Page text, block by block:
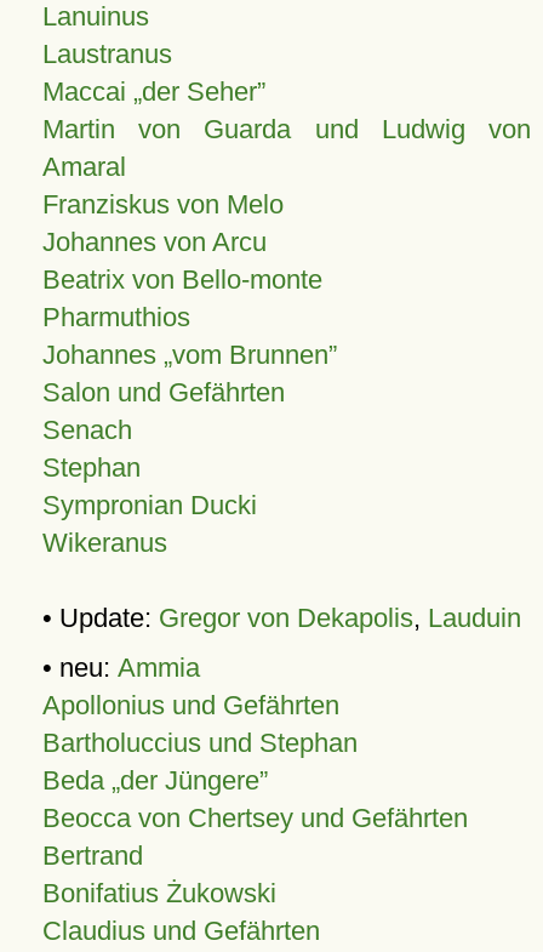
Lanuinus
Laustranus
Maccai „der Seher”
Martin von Guarda und Ludwig von
Amaral
Franziskus von Melo
Johannes von Arcu
Beatrix von Bello-monte
Pharmuthios
Johannes vom Brunnen
Salon und Gefährten
Senach
Stephan
Sympronian Ducki
Wikeranus
• Update: Gregor von Dekapolis, Lauduin
• neu: Ammia
Apollonius und Gefährten
Bartholuccius und Stephan
Beda „der Jüngere”
Beocca von Chertsey und Gefährten
Bertrand
Bonifatius Żukowski
Claudius und Gefährten